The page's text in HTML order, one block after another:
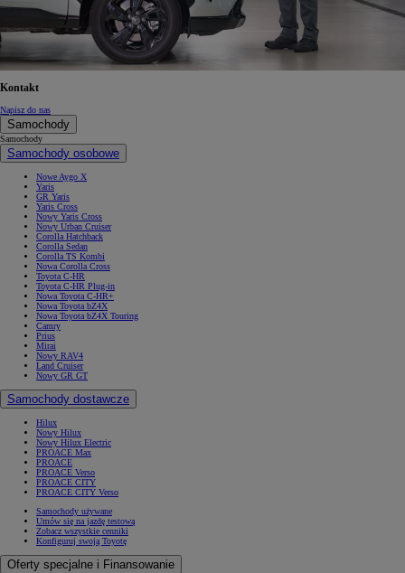
Kontakt
Napisz do nas
Samochody
Samochody
Samochody osobowe
Nowe Aygo X
Yaris
GR Yaris
Yaris Cross
Nowy Yaris Cross
Nowy Urban Cruiser
Corolla Hatchback
Corolla Sedan
Corolla TS Kombi
Nowa Corolla Cross
Toyota C-HR
Toyota C-HR Plug-in
Nowa Toyota C-HR+
Nowa Toyota bZ4X
Nowa Toyota bZ4X Touring
Camry
Prius
Mirai
Nowy RAV4
Land Cruiser
Nowy GR GT
Samochody dostawcze
Hilux
Nowy Hilux
Nowy Hilux Electric
PROACE Max
PROACE
PROACE Verso
PROACE CITY
PROACE CITY Verso
Samochody używane
Umów się na jazdę testową
Zobacz wszystkie cenniki
Konfiguruj swoją Toyotę
Oferty specjalne i Finansowanie